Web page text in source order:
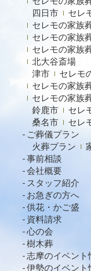
四日市
セレ
セレモの家族
セレモの家族
セレモの家族
北大谷斎場
津市
セレモ
セレモの家族
セレモの家族
鈴鹿市
セレ
桑名市
セレ
ご葬儀プラン
火葬プラン
事前相談
会社概要
スタッフ紹介
お急ぎの方へ
供花・かご盛
資料請求
心の会
樹木葬
志摩のイベント
伊勢のイベント